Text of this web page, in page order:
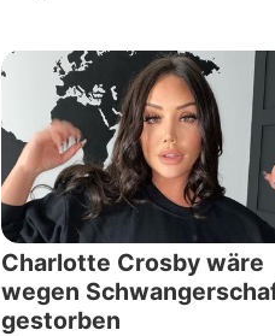
Charlotte Crosby wäre
wegen
gestorben